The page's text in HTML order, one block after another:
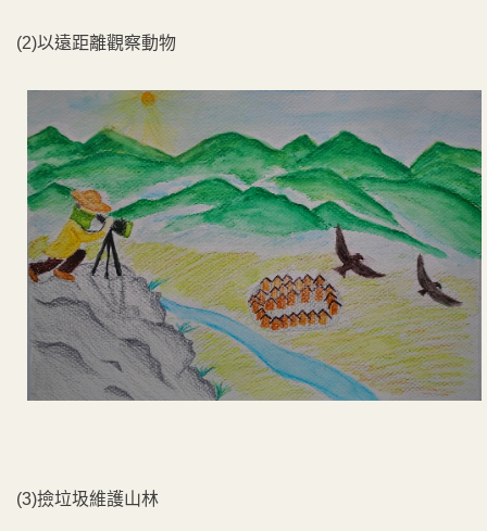
(2)以遠距離觀察動物
(3)撿垃圾維護山林